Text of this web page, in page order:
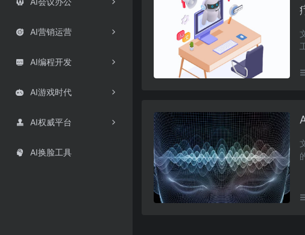

 AI营销运营
 AI编程开发
 AI游戏时代
 AI权威平台
 AI换脸工具